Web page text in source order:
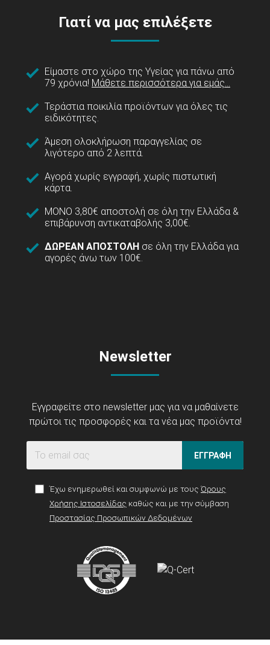
Γιατί να μας επιλέξετε
Είμαστε στο χώρο της Υγείας για πάνω από
79 χρόνια! Μάθετε περισσότερα για εμάς...
Τεράστια ποικιλία προϊόντων για όλες τις
ειδικότητες.
Άμεση ολοκλήρωση παραγγελίας σε
λιγότερο από 2 λεπτά.
Αγορά χωρίς εγγραφή, χωρίς πιστωτική
κάρτα.
ΜΟΝΟ 3,80€ αποστολή σε όλη την Ελλάδα &
επιβάρυνση αντικαταβολής 3,00€.
ΔΩΡΕΑΝ ΑΠΟΣΤΟΛΗ σε όλη την Ελλάδα για
αγορές άνω των 100€.
Newsletter
Εγγραφείτε στο newsletter μας για να μαθαίνετε
πρώτοι τις προσφορές και τα νέα μας προϊόντα!
ΕΓΓΡΑΦΗ
Έχω ενημερωθεί και συμφωνώ με τους Όρους
Χρήσης Ιστοσελίδας καθώς και με την σύμβαση
Προστασίας Προσωπικών Δεδομένων